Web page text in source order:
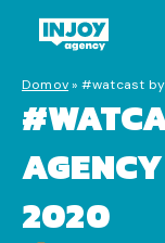
Domov» #watcast by
2020